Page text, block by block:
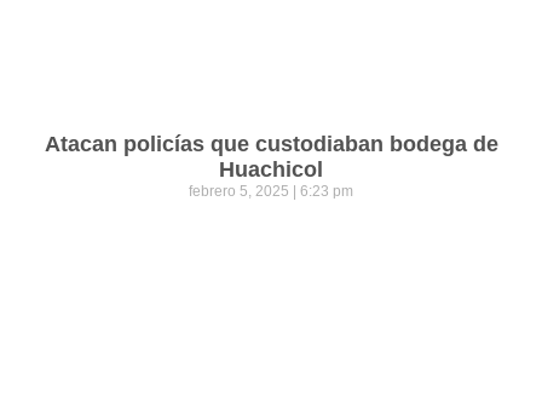
Atacan policías que custodiaban bodega de
Huachicol
febrero 5, 2025 6:23 pm